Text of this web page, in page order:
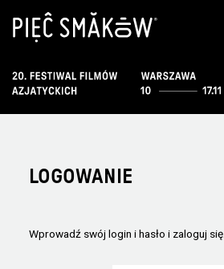
LOGOWANIE
Wprowadź swój login i hasło i zaloguj się.